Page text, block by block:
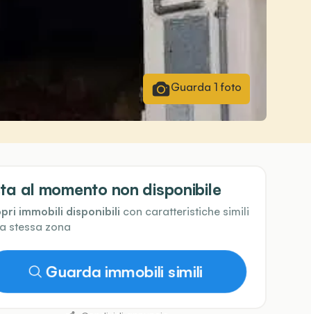
Guarda 1 foto
al momento non disponibile
immobili disponibili con caratteristiche simili
stessa zona
Guarda immobili simili